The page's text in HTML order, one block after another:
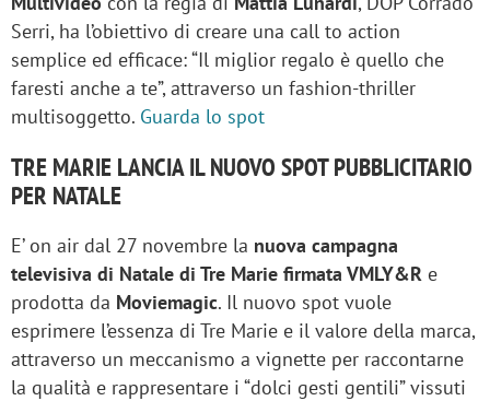
Serri, ha l’obiettivo di creare una call to action
semplice ed efficace: “Il miglior regalo è quello che
faresti anche a te”, attraverso un fashion-thriller
multisoggetto. Guarda lo spot
TRE MARIE LANCIA IL NUOVO SPOT PUBBLICITARIO
PER NATALE
E’ on air dal 27 novembre la nuova campagna
televisiva di Natale di Tre Marie firmata VMLY&R e
prodotta da Moviemagic. Il nuovo spot vuole
esprimere l’essenza di Tre Marie e il valore della marca,
attraverso un meccanismo a vignette per raccontarne
la qualità e rappresentare i “dolci gesti gentili” vissuti